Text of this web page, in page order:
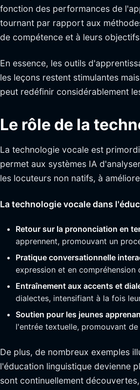
fonction des performances de
tournant par rapport aux
de compétence et à leurs
En essence, les outils
les leçons restent stimulantes
peut redéfinir considérablement
Le rôle de la
La technologie vocale est
permet aux systèmes IA
les locuteurs non natifs, à
La technologie vocale dans
Retour sur la prononciation en
apprennent, promouvant un
Pratique conversationnelle
expression et en compréhension
Entraînement aux accents et
dialectes, intensifiant à la fois
Soutien pour les jeunes
l'entrée textuelle, promouvant
De plus, de nombreux exemples
l'éducation linguistique devienne
sont continuellement